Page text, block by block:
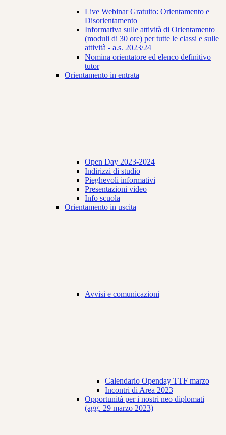
Live Webinar Gratuito: Orientamento e
Disorientamento
Informativa sulle attività di Orientamento
(moduli di 30 ore) per tutte le classi e sulle
attività - a.s. 2023/24
Nomina orientatore ed elenco definitivo
tutor
Orientamento in entrata
Open Day 2023-2024
Indirizzi di studio
Pieghevoli informativi
Presentazioni video
Info scuola
Orientamento in uscita
Avvisi e comunicazioni
Calendario Openday TTF marzo
Incontri di Area 2023
Opportunità per i nostri neo diplomati
(agg. 29 marzo 2023)